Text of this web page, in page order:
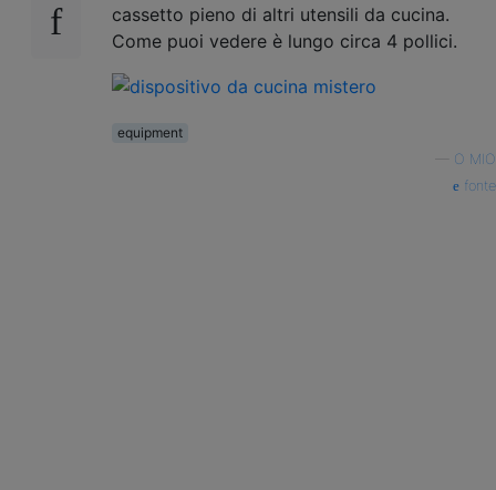
cassetto pieno di altri utensili da cucina.
Come puoi vedere è lungo circa 4 pollici.
equipment
O MIO
fonte